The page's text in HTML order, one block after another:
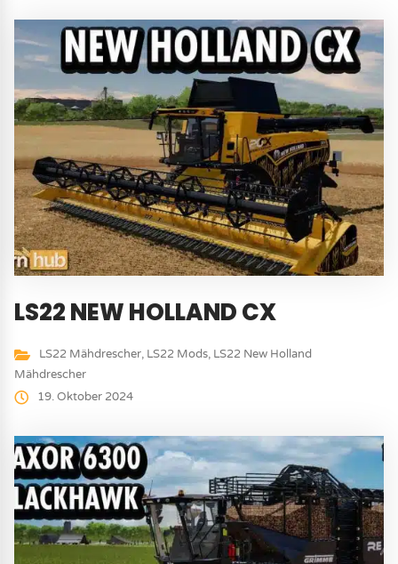
LS22 NEW HOLLAND CX
LS22 Mähdrescher, LS22 Mods, LS22 New Holland
Mähdrescher
19. Oktober 2024